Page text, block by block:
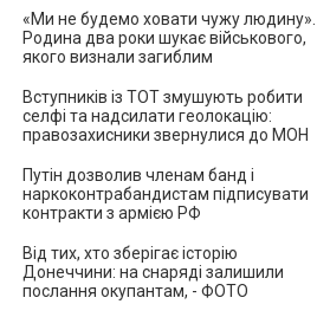
«Ми не будемо ховати чужу людину».
Родина два роки шукає військового,
якого визнали загиблим
Вступників із ТОТ змушують робити
селфі та надсилати геолокацію:
правозахисники звернулися до МОН
Путін дозволив членам банд і
наркоконтрабандистам підписувати
контракти з армією РФ
Від тих, хто зберігає історію
Донеччини: на снаряді залишили
послання окупантам, - ФОТО